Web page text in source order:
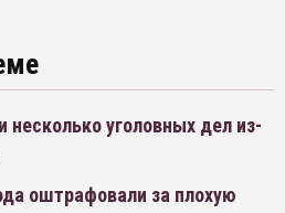
несколько уголовных дел из-
оштрафовали за плохую